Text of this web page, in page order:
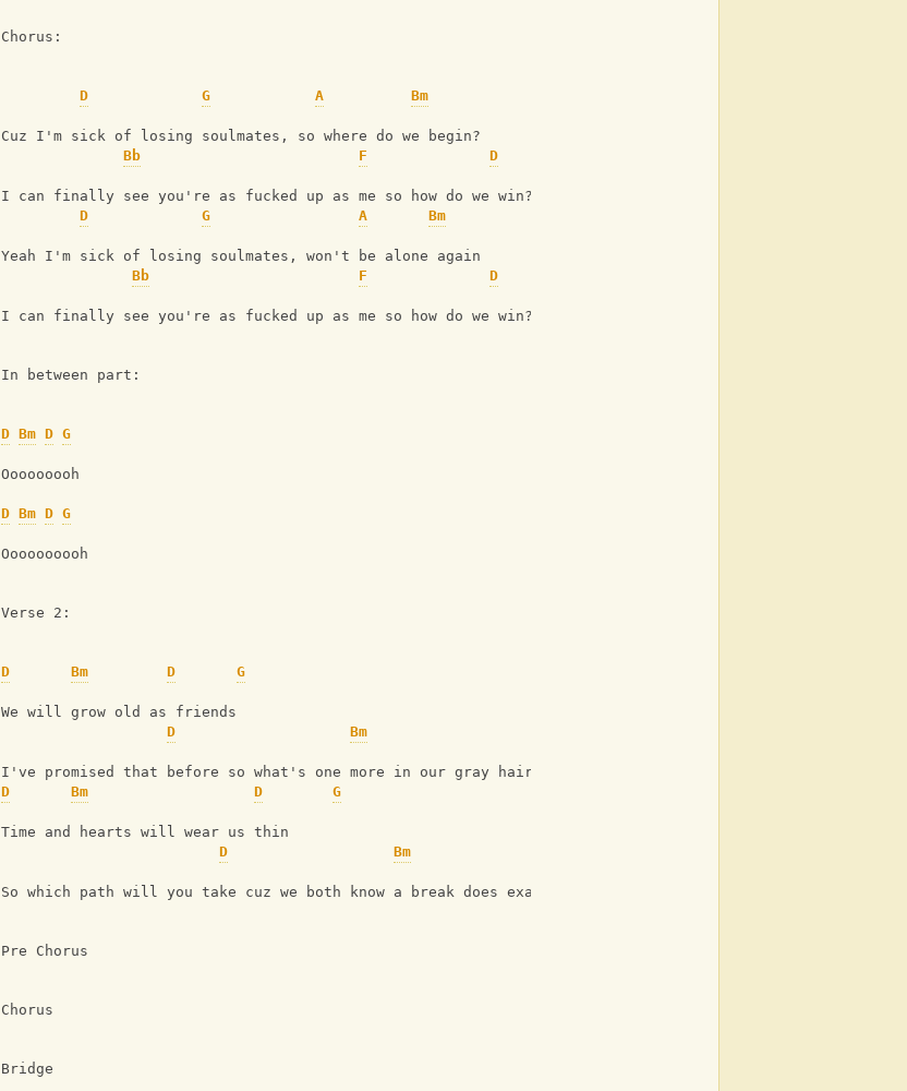
Chorus:
D G A Bm
Cuz I'm sick of losing soulmates, so where do we begin?
Bb
F D
I can finally see you're as fucked up as me so how do we win?
D
G A Bm
Yeah I'm sick of losing soulmates, won't be alone again
Bb
F D
I can finally see you're as fucked up as me so how do we win?
In between part:
D Bm D G
Ooooooooh
D Bm D G
Oooooooooh
Verse 2:
D Bm D G
We will grow old as friends
D
Bm
I've promised that before so what's one more in our gray haired circle waiting for the end
D
Bm D G
Time and hearts will wear us thin
D
Bm
So which path will you take cuz we both know a break does exactly what it says on the tin
Pre Chorus
Chorus
Bridge